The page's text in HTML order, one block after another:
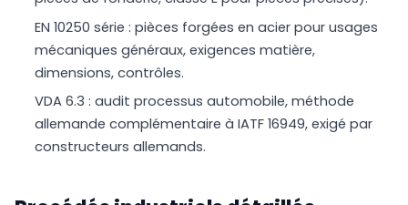
EN 10250 série : pièces forgées en acier pour usages
mécaniques généraux, exigences matière,
dimensions, contrôles.
VDA 6.3 : audit processus automobile, méthode
allemande complémentaire à IATF 16949, exigé par
constructeurs allemands.